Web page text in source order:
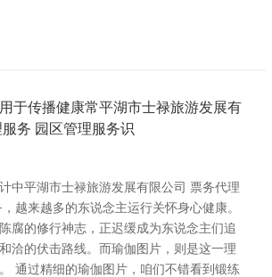
于传播健康常平湖市士禄旅游发展有
务 园区管理服务识
中平湖市士禄旅游发展有限公司 票务代理
越来越多的东说念主运行关怀身心健康。
腐的修行神志，正迟缓成为东说念主们追
洽的伏击路线。而瑜伽图片，则是这一理
通过精细的瑜伽图片，咱们不错看到锻练